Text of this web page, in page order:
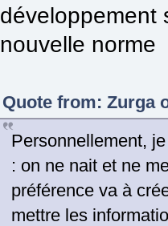
développement
nouvelle
Quote from: Zurga
Personnellement,
: on ne nait et ne
préférence va à
mettre les